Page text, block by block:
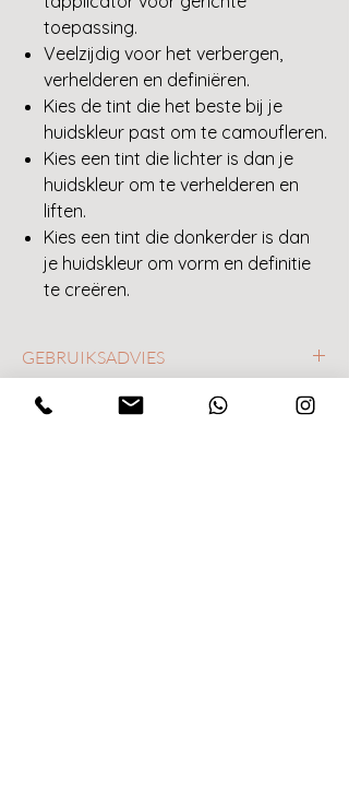
toepassing.
Veelzijdig voor het verbergen,
verhelderen en definiëren.
Kies de tint die het beste bij je
huidskleur past om te camoufleren.
Kies een tint die lichter is dan je
huidskleur om te verhelderen en
liften.
Kies een tint die donkerder is dan
je huidskleur om vorm en definitie
te creëren.
GEBRUIKSADVIES
TIPS